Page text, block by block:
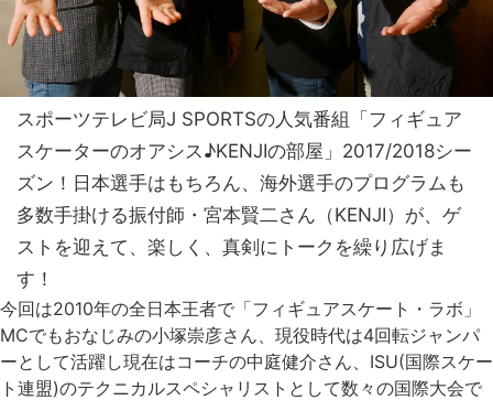
スポーツテレビ局J SPORTSの人気番組「フィギュア
スケーターのオアシス♪KENJIの部屋」2017/2018シー
ズン！日本選手はもちろん、海外選手のプログラムも
多数手掛ける振付師・宮本賢二さん（KENJI）が、ゲ
ストを迎えて、楽しく、真剣にトークを繰り広げま
す！
今回は2010年の全日本王者で「フィギュアスケート・ラボ」
MCでもおなじみの小塚崇彦さん、現役時代は4回転ジャンパ
ーとして活躍し現在はコーチの中庭健介さん、ISU(国際スケー
ト連盟)のテクニカルスペシャリストとして数々の国際大会で